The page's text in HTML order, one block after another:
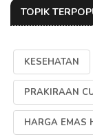
TOPIK
KESEHATAN
PRAKIRAAN
HARGA EMAS